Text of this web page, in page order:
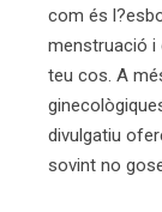
com és
menstruació i
teu cos. A
divulgatiu
sovint no